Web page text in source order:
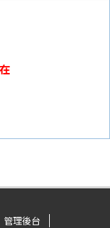
管理後台